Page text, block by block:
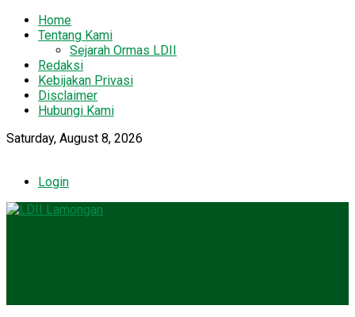
Home
Tentang Kami
Sejarah Ormas LDII
Redaksi
Kebijakan Privasi
Disclaimer
Hubungi Kami
Saturday, August 8, 2026
Login